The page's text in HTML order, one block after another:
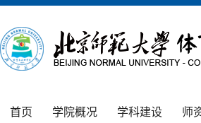
首页 学院概况 学科建设 师